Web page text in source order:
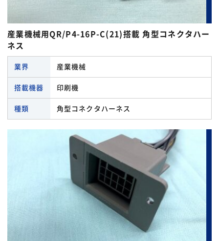
産業機械用QR/P4-16P-C(21)搭載 角型コネクタハー
ネス
業界 産業機械
搭載機器 印刷機
種類 角型コネクタハーネス